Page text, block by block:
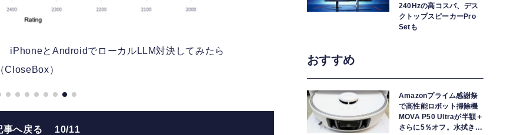
iPhoneとAndroidでローカルLLM対決してみたら
CloseBox）
事へ戻る 10/11
240Hzの高コスパ、デス
クトップスピーカーPro
Setも
おすすめ
Amazonプライム感謝祭
で高性能ロボット掃除機
MOVA P50 Ultraが半額＋
さらに5％オフ。水拭きモ